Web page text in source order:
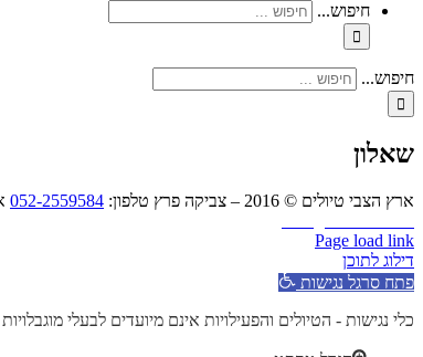
חיפוש...
חיפוש...
שאלון
ארץ הצבי טיולים © 2016 – צביקה פרץ טלפון: 052-2559584
Page load link
דילוג לתוכן
פתח סרגל נגישות
כלי נגישות - הטיולים והפעילויות אינם מיועדים לבעלי מוגבלויות